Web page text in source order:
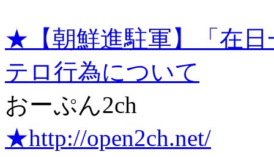
★【朝鮮進駐軍】「在
テロ行為について
おーぷん2ch
★http://open2ch.net/